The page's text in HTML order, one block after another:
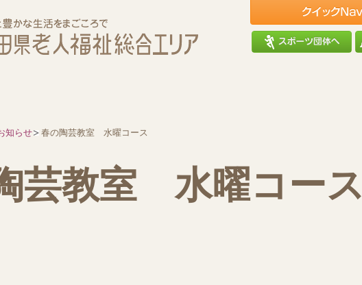
芸教室 水曜コース
知らせ 春の陶芸教室 水曜コース